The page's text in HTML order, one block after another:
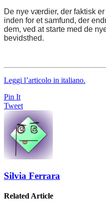
De nye værdier, der faktisk
inden for et samfund, der
dem, ved at starte med de
bevidsthed.
Leggi l’articolo in italiano.
Pin It
Tweet
Silvia Ferrara
Related Article